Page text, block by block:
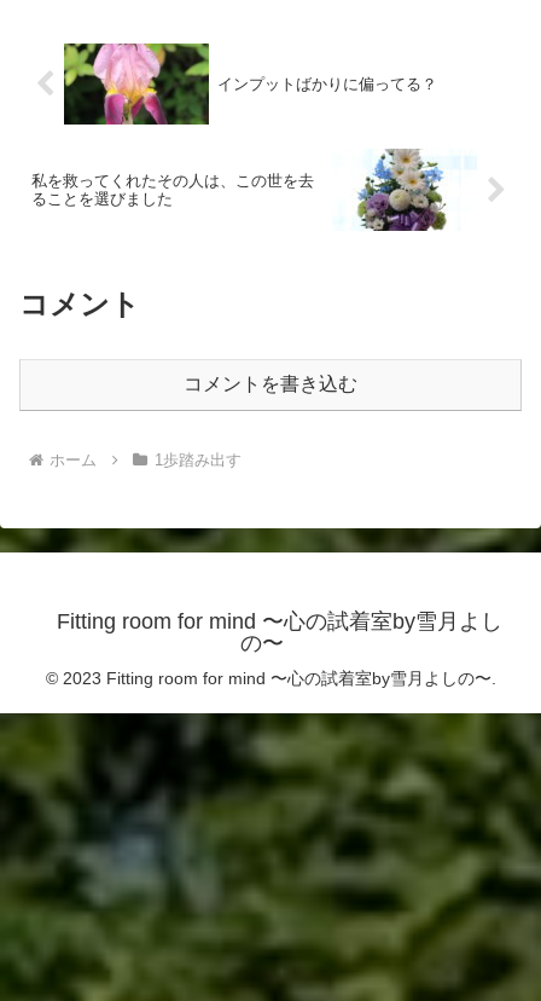
インプットばかりに偏ってる？
私を救ってくれたその人は、この世を去
ることを選びました
コメント
コメントを書き込む
ホーム 1歩踏み出す
Fitting room for mind 〜心の試着室by雪月よし
の〜
© 2023 Fitting room for mind 〜心の試着室by雪月よしの〜.